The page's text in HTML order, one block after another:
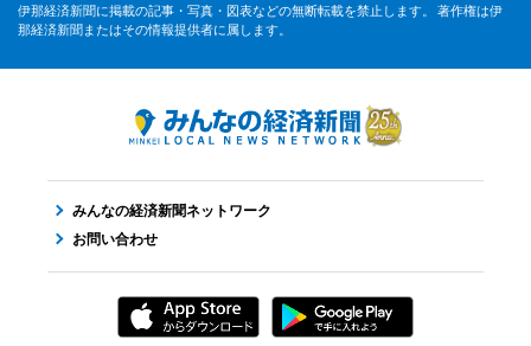
伊那経済新聞に掲載の記事・写真・図表などの無断転載を禁止します。 著作権は伊
那経済新聞またはその情報提供者に属します。
みんなの経済新聞ネットワーク
お問い合わせ